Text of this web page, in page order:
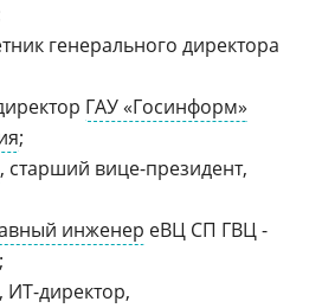
генерального директора
ГАУ «Госинформ»
;
, старший вице-президент,
инженер еВЦ СП ГВЦ -
;
, ИТ-директор,